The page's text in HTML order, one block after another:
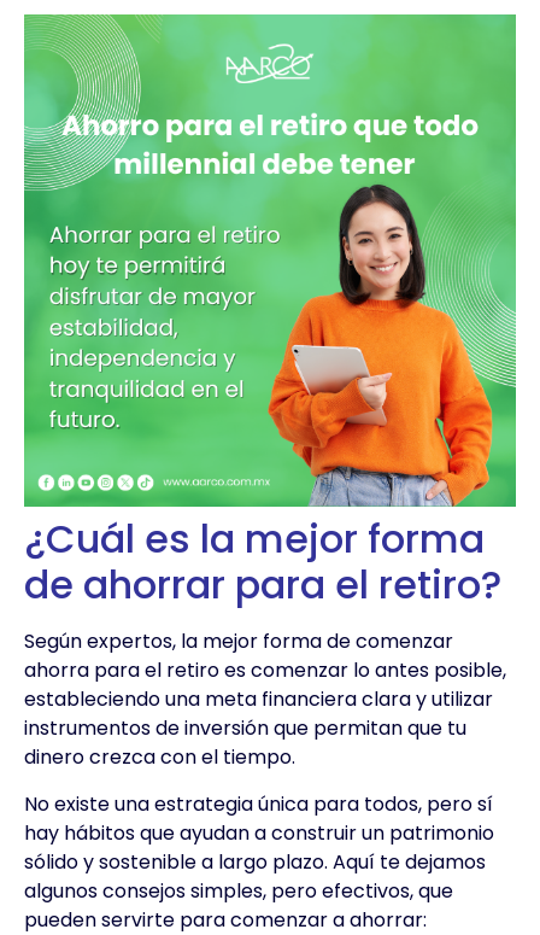
¿Cuál es la mejor forma
de ahorrar para el retiro?
Según expertos, la mejor forma de comenzar
ahorra para el retiro es comenzar lo antes posible,
estableciendo una meta financiera clara y utilizar
instrumentos de inversión que permitan que tu
dinero crezca con el tiempo.
No existe una estrategia única para todos, pero sí
hay hábitos que ayudan a construir un patrimonio
sólido y sostenible a largo plazo. Aquí te dejamos
algunos consejos simples, pero efectivos, que
pueden servirte para comenzar a ahorrar: